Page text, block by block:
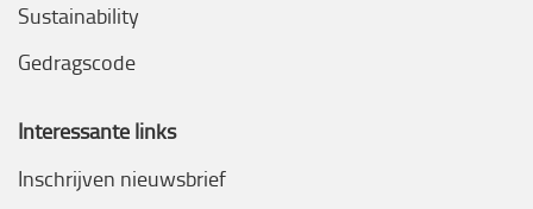
Sustainability
Gedragscode
Interessante links
Inschrijven nieuwsbrief